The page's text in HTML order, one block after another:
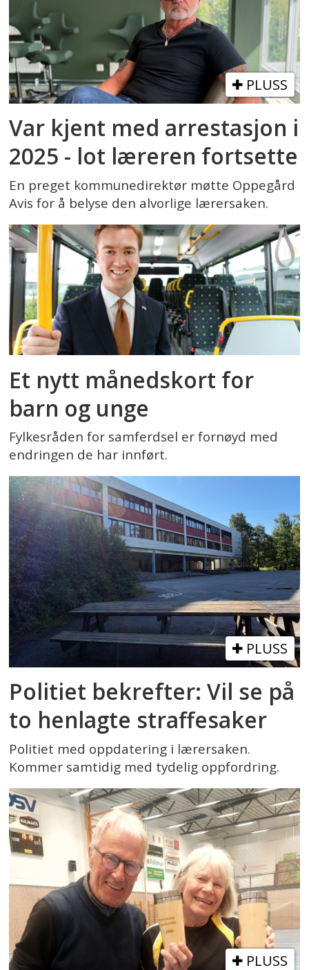
PLUSS
Var kjent med arrestasjon i
2025 - lot læreren fortsette
En preget kommunedirektør møtte Oppegård
Avis for å belyse den alvorlige lærersaken.
Et nytt månedskort for
barn og unge
Fylkesråden for samferdsel er fornøyd med
endringen de har innført.
PLUSS
Politiet bekrefter: Vil se på
to henlagte straffesaker
Politiet med oppdatering i lærersaken.
Kommer samtidig med tydelig oppfordring.
PLUSS